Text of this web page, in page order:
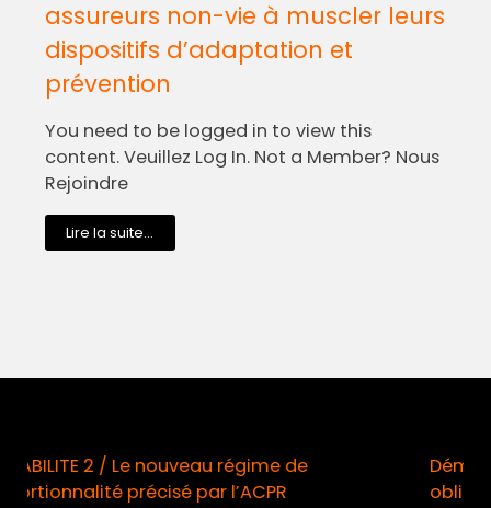
assureurs non-vie à muscler leurs
dispositifs d’adaptation et
prévention
You need to be logged in to view this
content. Veuillez Log In. Not a Member? Nous
Rejoindre
Lire la suite...
Démarchage téléphonique / Opt-in
obligatoire à compter du 11 août